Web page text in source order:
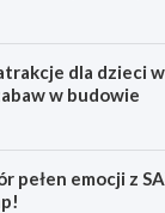
dla dzieci
w budowie
pełen emocji z